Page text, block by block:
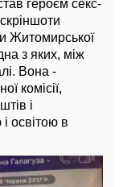
героєм секс-
Житомирської
з яких, між
Вона -
комісії,
і
освітою в